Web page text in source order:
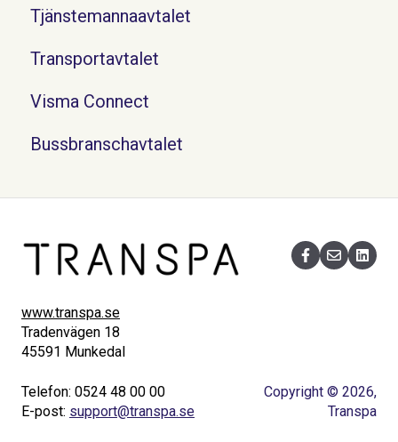
Tjänstemannaavtalet
Transportavtalet
Visma Connect
Bussbranschavtalet
www.transpa.se
Tradenvägen 18
45591 Munkedal
Telefon: 0524 48 00 00
E-post: support@transpa.se
Copyright © 2026,
Transpa